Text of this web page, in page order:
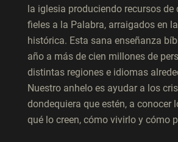
la iglesia produciendo recursos de
fieles a la Palabra, arraigados en
histórica. Esta sana enseñanza
año a más de cien millones de
distintas regiones e idiomas
Nuestro anhelo es ayudar a los
dondequiera que estén, a conocer
qué lo creen, cómo vivirlo y cómo